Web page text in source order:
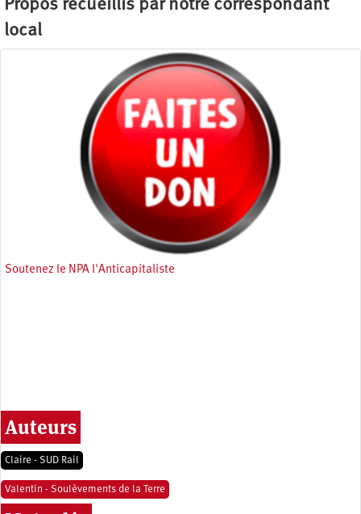
Propos recueillis par notre correspondant
local
Soutenez le NPA l'Anticapitaliste
Auteurs
Claire - SUD Rail
Valentin - Soulèvements de la Terre